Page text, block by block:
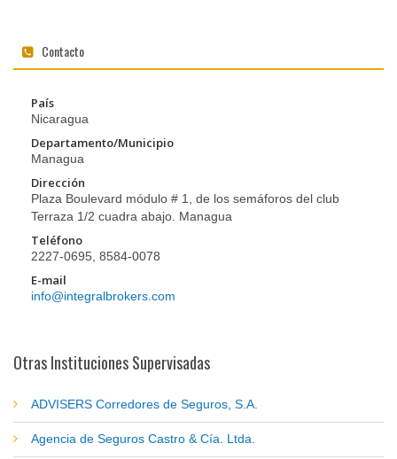
Contacto
País
Nicaragua
Departamento/Municipio
Managua
Dirección
Plaza Boulevard módulo # 1, de los semáforos del club
Terraza 1/2 cuadra abajo. Managua
Teléfono
2227-0695, 8584-0078
E-mail
info@integralbrokers.com
Otras Instituciones Supervisadas
ADVISERS Corredores de Seguros, S.A.
Agencia de Seguros Castro & Cía. Ltda.